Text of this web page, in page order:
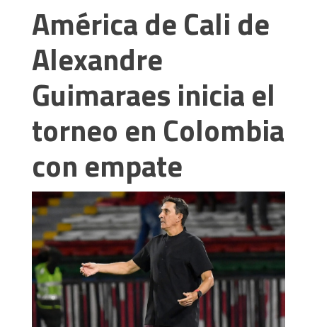
América de Cali de
Alexandre
Guimaraes inicia el
torneo en Colombia
con empate